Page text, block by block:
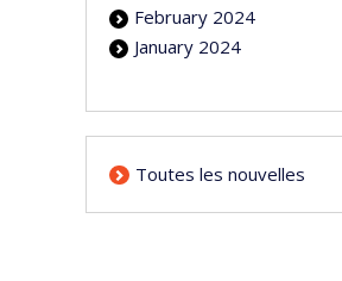
February 2024
January 2024
Toutes les nouvelles